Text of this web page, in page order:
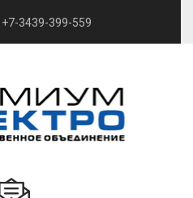
+7-3439-399-559